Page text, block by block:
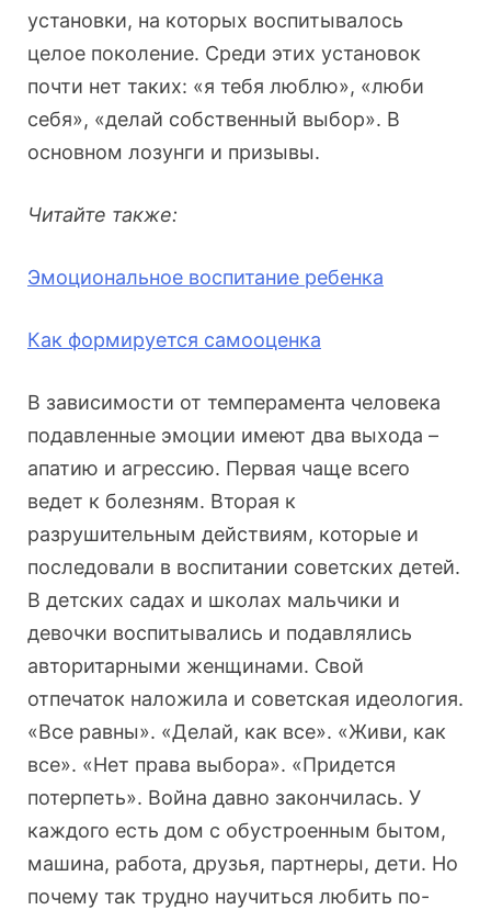
установки, на которых воспитывалось
целое поколение. Среди этих установок
почти нет таких: «я тебя люблю», «люби
себя», «делай собственный выбор». В
основном лозунги и призывы.
Читайте также:
Эмоциональное воспитание ребенка
Как формируется самооценка
В зависимости от темперамента человека
подавленные эмоции имеют два выхода –
апатию и агрессию. Первая чаще всего
ведет к болезням. Вторая к
разрушительным действиям, которые и
последовали в воспитании советских детей.
В детских садах и школах мальчики и
девочки воспитывались и подавлялись
авторитарными женщинами. Свой
отпечаток наложила и советская идеология.
«Все равны». «Делай, как все». «Живи, как
все». «Нет права выбора». «Придется
потерпеть». Война давно закончилась. У
каждого есть дом с обустроенным бытом,
машина, работа, друзья, партнеры, дети. Но
почему так трудно научиться любить по-